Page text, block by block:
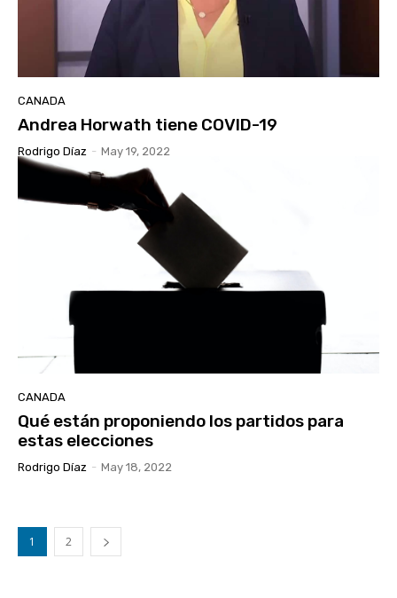
CANADA
Andrea Horwath tiene COVID-19
Rodrigo Díaz - May 19, 2022
CANADA
Qué están proponiendo los partidos para
estas elecciones
Rodrigo Díaz - May 18, 2022
1 2